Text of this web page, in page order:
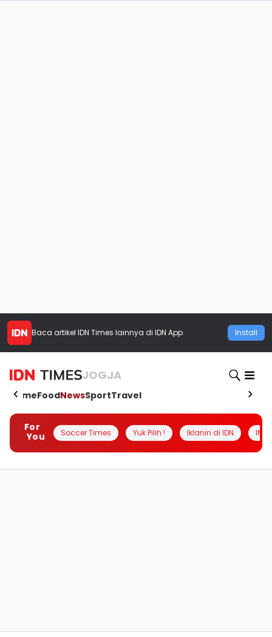
Baca artikel IDN Times lainnya di IDN App Install
JOGJA
HomeFoodNewsSportTravel
For
You
Soccer Times Yuk Pilih ! Iklanin di IDN